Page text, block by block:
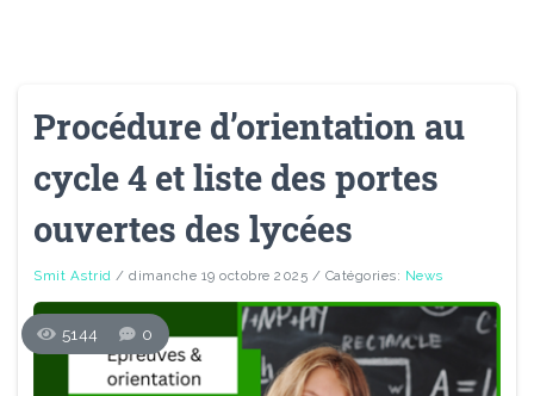
Procédure d’orientation au
cycle 4 et liste des portes
ouvertes des lycées
Smit Astrid / dimanche 19 octobre 2025 / Catégories: News
5144 0